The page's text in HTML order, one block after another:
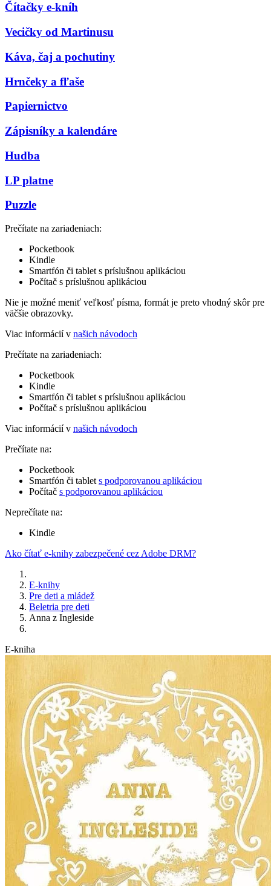
Čítačky e-kníh
Vecičky od Martinusu
Káva, čaj a pochutiny
Hrnčeky a fľaše
Papiernictvo
Zápisníky a kalendáre
Hudba
LP platne
Puzzle
Prečítate na zariadeniach:
Pocketbook
Kindle
Smartfón či tablet s príslušnou aplikáciou
Počítač s príslušnou aplikáciou
Nie je možné meniť veľkosť písma, formát je preto vhodný skôr pre
väčšie obrazovky.
Viac informácií v našich návodoch
Prečítate na zariadeniach:
Pocketbook
Kindle
Smartfón či tablet s príslušnou aplikáciou
Počítač s príslušnou aplikáciou
Viac informácií v našich návodoch
Prečítate na:
Pocketbook
Smartfón či tablet s podporovanou aplikáciou
Počítač s podporovanou aplikáciou
Neprečítate na:
Kindle
Ako čítať e-knihy zabezpečené cez Adobe DRM?
E-knihy
Pre deti a mládež
Beletria pre deti
Anna z Ingleside
E-kniha